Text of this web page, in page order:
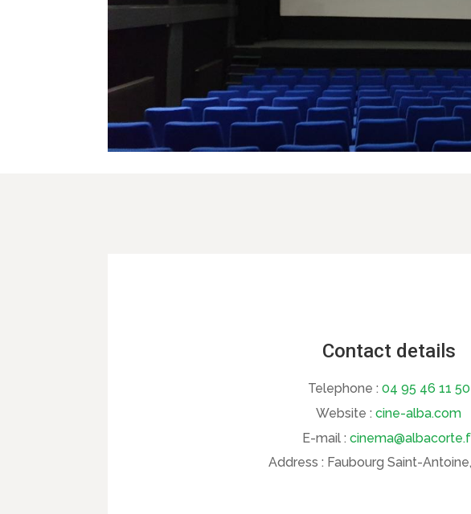
Contact details
Telephone : 04 95 46 11 50
Website :cine-alba.com
E-mail :
Address : Faubourg Saint-